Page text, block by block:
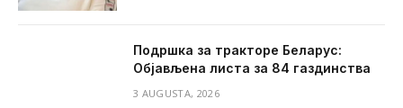
Подршка за тракторе Беларус:
Објављена листа за 84 газдинства
3 AUGUSTA, 2026